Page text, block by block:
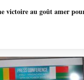
victoire au goût amer